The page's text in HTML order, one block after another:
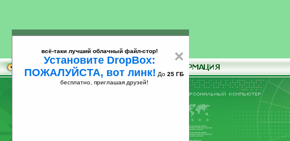
×
всё-таки лучший облачный файл-стор!
Установите DropBox:
ПОЖАЛУЙСТА, вот линк! До 25 ГБ
бесплатно, приглашая друзей!